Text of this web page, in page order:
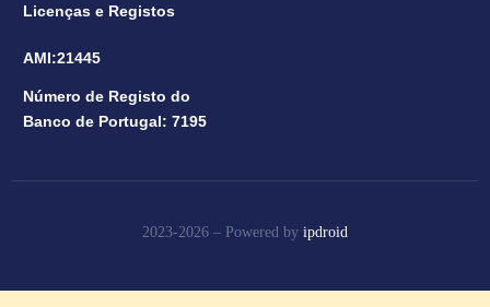
Licenças e Registos
AMI:21445
Número de Registo do
Banco de Portugal: 7195
2023-2026 – Powered by ipdroid